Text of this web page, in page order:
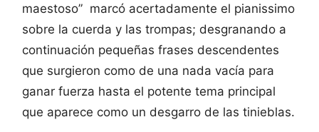
maestoso” marcó acertadamente el pianissimo
sobre la cuerda y las trompas; desgranando a
continuación pequeñas frases descendentes
que surgieron como de una nada vacía para
ganar fuerza hasta el potente tema principal
que aparece como un desgarro de las tinieblas.